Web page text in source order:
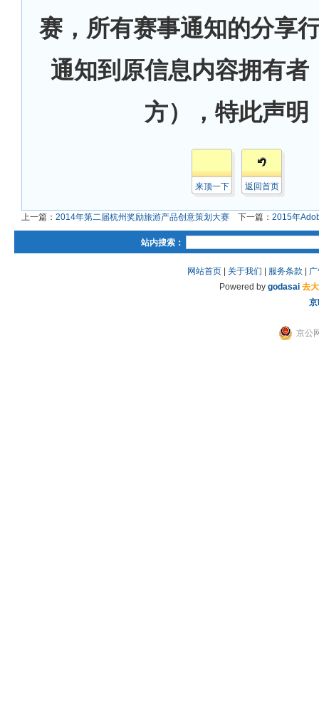
赛，所有赛事通知的分享
通知到原信息内容拥有者
方），特此声明
来顶一下 返回首页
上一篇： 2014年第二届杭州奖励旅游产品创意策划大赛 下一篇： 2015年
站内搜索：
网站首页| 关于我们 服务条款
Powered by godasai 去
京公